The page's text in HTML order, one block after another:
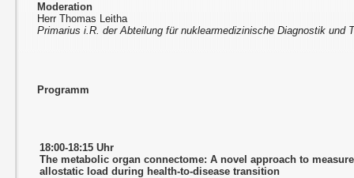
Moderation
Herr Thomas Leitha
Primarius i.R. der Abteilung für nuklearmedizinische Diagnostik und
Programm
18:00-18:15 Uhr
The metabolic organ connectome: A novel approach to measure
allostatic load during health-to-disease transition